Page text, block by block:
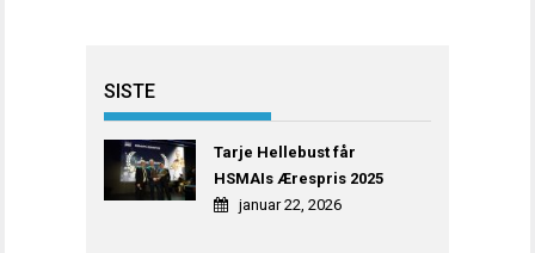
SISTE
Tarje Hellebust får
HSMAIs Ærespris 2025
januar 22, 2026